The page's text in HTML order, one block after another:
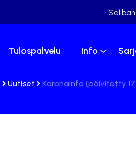
Tulospalvelu Info
Uutiset Koronainfo (päivitetty